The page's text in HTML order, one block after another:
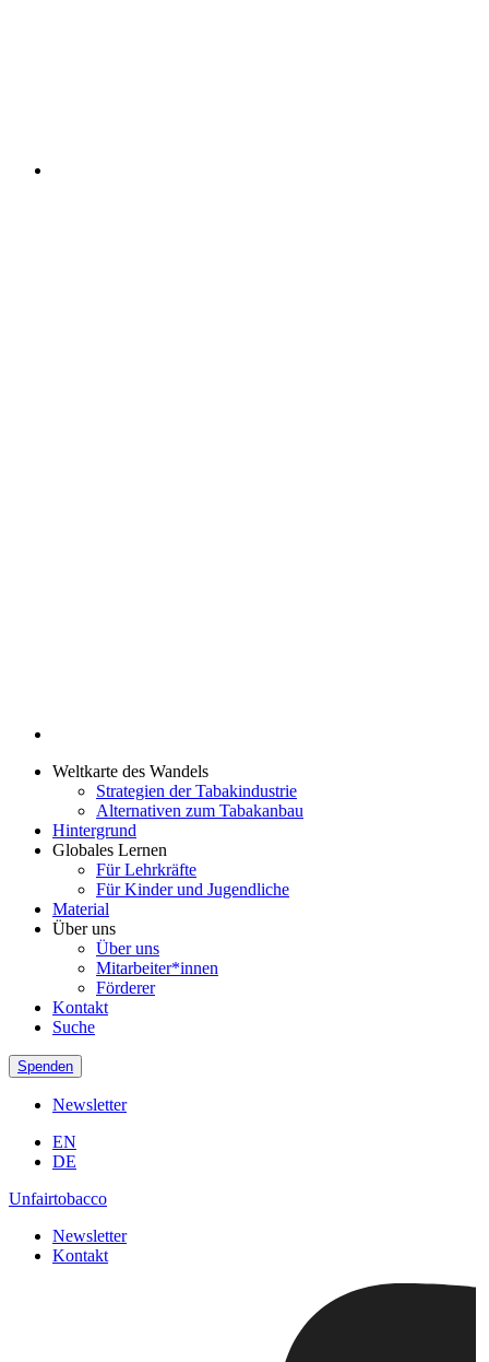
Weltkarte des Wandels
Strategien der Tabakindustrie
Alternativen zum Tabakanbau
Hintergrund
Globales Lernen
Für Lehrkräfte
Für Kinder und Jugendliche
Material
Über uns
Über uns
Mitarbeiter*innen
Förderer
Kontakt
Suche
Spenden
Newsletter
EN
DE
Unfairtobacco
Newsletter
Kontakt